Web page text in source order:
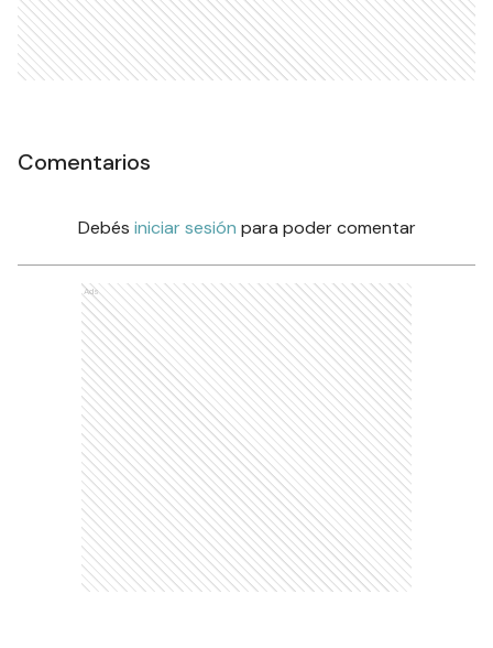
Comentarios
Debés iniciar sesión para poder comentar
Ads